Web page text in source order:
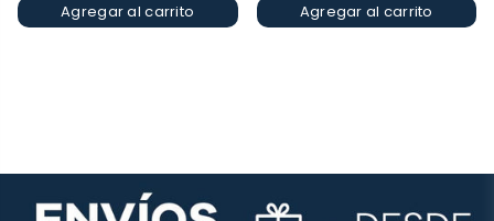
Agregar al carrito Agregar al carrito